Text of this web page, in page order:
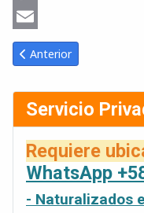
Copy
Link
Email
Artículo anterior: 2026-
Anterior
Servicio
Requiere
WhatsApp
- Naturalizados